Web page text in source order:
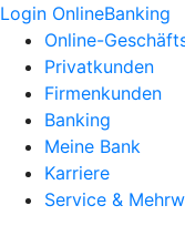
Login OnlineBanking
Online-
Privatkunden
Firmenkunden
Banking
Meine Bank
Karriere
Service &